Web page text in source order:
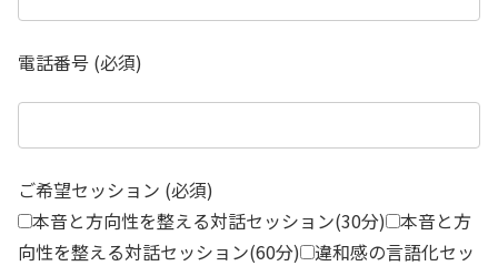
電話番号 (必須)
ご希望セッション (必須)
本音と方向性を整える対話セッション(30分) 本音と方
向性を整える対話セッション(60分) 違和感の言語化セッ